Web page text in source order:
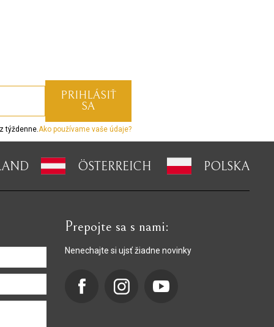
týždenne.Ako používame vaše údaje?
ÖSTERREICH POLSKA
Prepojte sa s nami:
Nenechajte si ujsť žiadne novinky